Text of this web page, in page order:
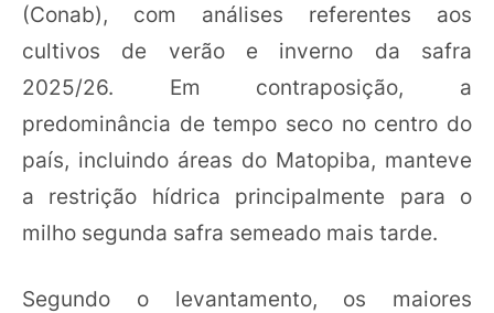
(Conab), com análises referentes aos
cultivos de verão e inverno da safra
2025/26. Em contraposição, a
predominância de tempo seco no centro do
país, incluindo áreas do Matopiba, manteve
a restrição hídrica principalmente para o
milho segunda safra semeado mais tarde.
Segundo o levantamento, os maiores